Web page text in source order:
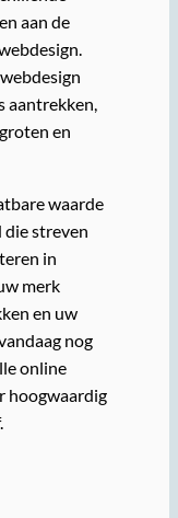
aan de
aantrekken,
en
waarde
streven
in
merk
en uw
nog
online
hoogwaardig